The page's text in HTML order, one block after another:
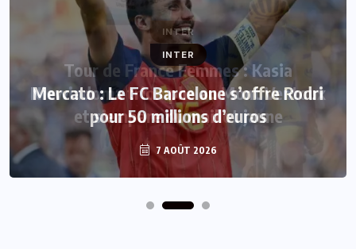
INTER
Mercato : Le FC Barcelone s’offre Rodri
pour 50 millions d’euros
7 AOÛT 2026